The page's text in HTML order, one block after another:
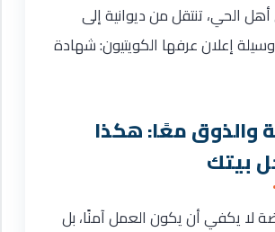
الحي، تنتقل من ديوانية إلى
إعلان عرفها الكويتيون: شهادة
والذوق معًا: هكذا
بيتك
لا يكفي أن يكون العمل آمنًا، بل